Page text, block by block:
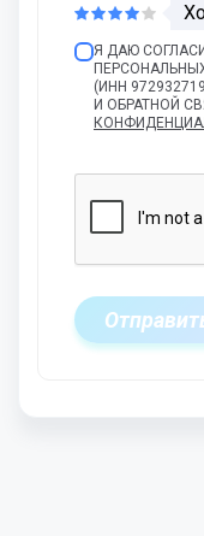
Я ДАЮ
(ИНН
И ОБРАТНОЙ